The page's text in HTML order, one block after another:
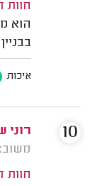
חוות
הוא
איכות
רוני
משוב: 19/07/2026
חוות
10